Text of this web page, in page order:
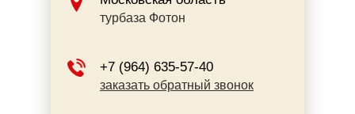
турбаза Фотон
+7 (964) 635-57-40
заказать обратный звонок